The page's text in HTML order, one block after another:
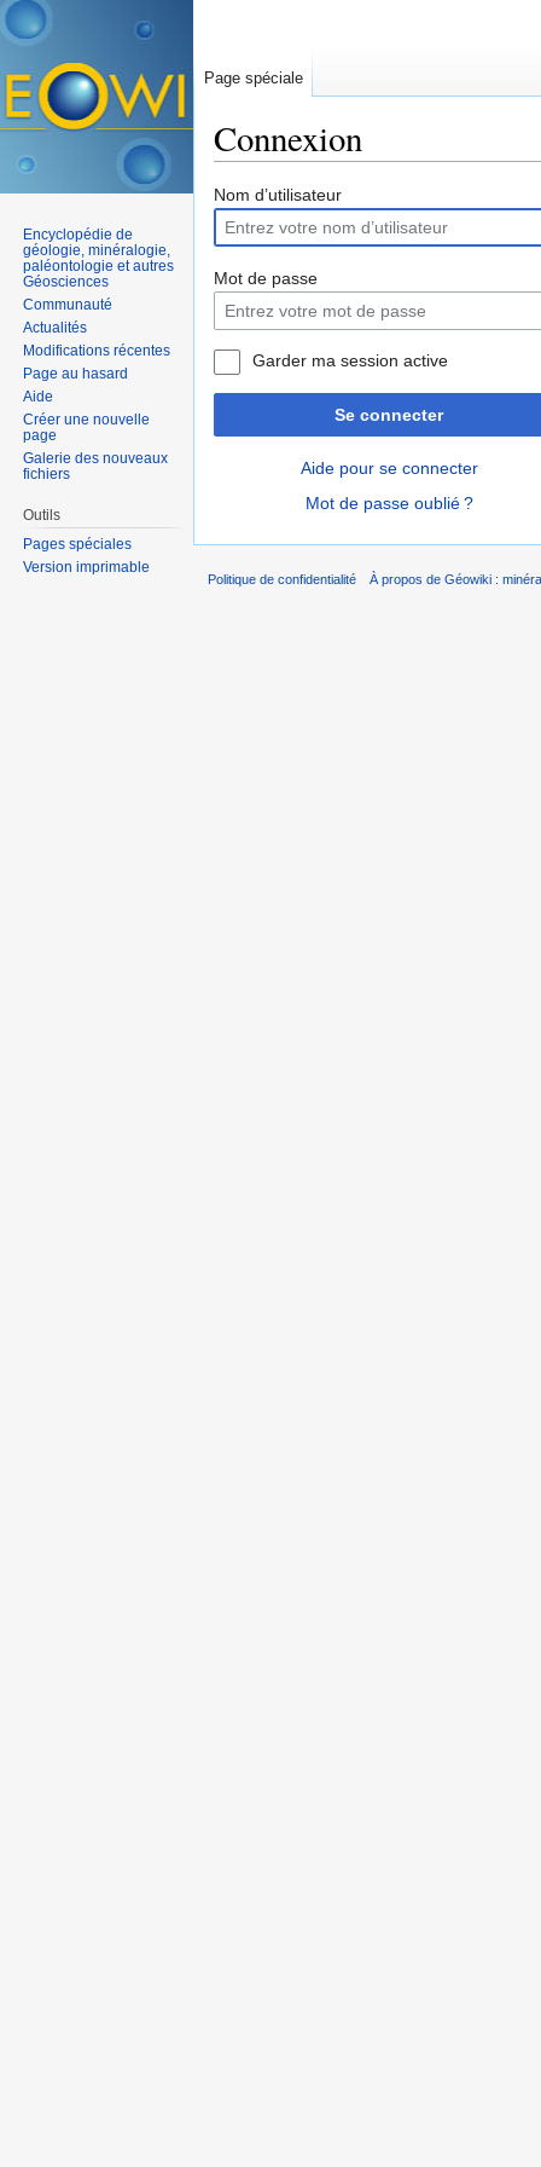
Connexion
Nom d’utilisateur
Mot de passe
Garder ma session active
Se connecter
Aide pour se connecter
Mot de passe oublié ?
Page spéciale
Encyclopédie de
géologie, minéralogie,
paléontologie et autres
Géosciences
Communauté
Actualités
Modifications récentes
Page au hasard
Aide
Créer une nouvelle
page
Galerie des nouveaux
fichiers
Outils
Pages spéciales
Version imprimable
Politique de confidentialité À propos de Géowiki :